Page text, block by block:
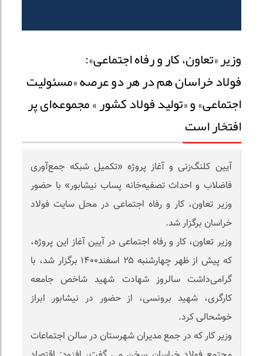
وزیر «تعاون، کار و رفاه اجتماعی»:
فولاد خراسان هم در هر دو‌ عرصه «مسئولیت
اجتماعی» و «تولید فولاد کشور » مجموعه‌ای پر
افتخار است
آیین کلنگ‌زنی و ‌آغاز پروژه «تکمیل شبکه جمع‌آوری
فاضلاب و احداث تصفیه‌خانه پساب نیشابور» با حضور
وزیر تعاون، کار و رفاه اجتماعی در محل سایت فولاد
خراسان برگزار شد.
وزیر تعاون، کار و رفاه اجتماعی در آیین آغاز این پروژه،
که پیش از ظهر چهارشنبه ۲۵ اسفند۱۴۰۰ برگزار شد، با
گرامی‌داشت سالروز شهادت شهید شاخص جامعه
کارگری، شهید برونسی، از حضور در نیشابور ابراز
خوشحالی کرد.
وزیر کار که در جمع مدیران شهرستان در سالن اجتماعات